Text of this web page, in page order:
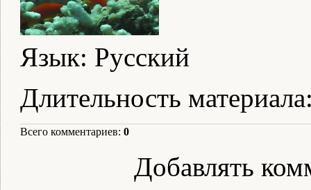
Язык: Русский
Длительность материала
Всего комментариев: 0
Добавлять